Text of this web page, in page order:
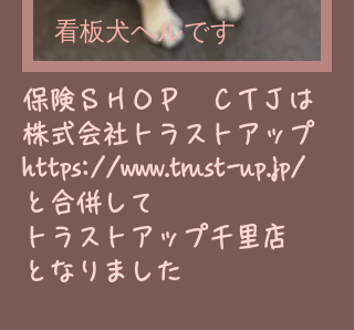
看板犬ベルです
​保険ＳＨＯＰ ＣＴＪは
株式会社トラストアップ
https://www.trust-up.jp/
と合併して
トラストアップ千里店
​となりました